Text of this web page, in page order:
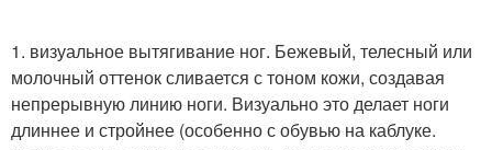
1. визуальное вытягивание ног. Бежевый, телесный или
молочный оттенок сливается с тоном кожи, создавая
непрерывную линию ноги. Визуально это делает ноги
длиннее и стройнее (особенно с обувью на каблуке.